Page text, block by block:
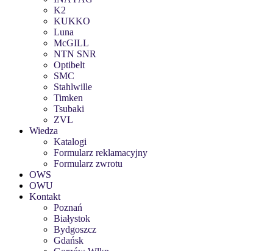
K2
KUKKO
Luna
McGILL
NTN SNR
Optibelt
SMC
Stahlwille
Timken
Tsubaki
ZVL
Wiedza
Katalogi
Formularz reklamacyjny
Formularz zwrotu
OWS
OWU
Kontakt
Poznań
Białystok
Bydgoszcz
Gdańsk